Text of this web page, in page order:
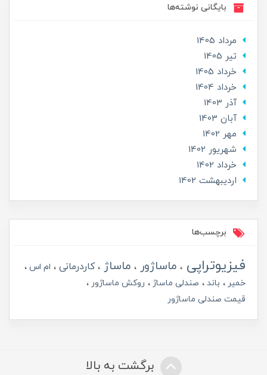
بایگانی نوشته‌ها
مرداد 1405
تير 1405
خرداد 1405
خرداد 1404
آذر 1403
آبان 1403
مهر 1402
شهریور 1402
خرداد 1402
ارديبهشت 1402
برچسب‌ها
فیزیوتراپی ماساژور ماساژ کاردرمانی
ام اس
خمیر
باند صندلی ماساژ
روکش ماساژور
قیمت صندلی ماساژور
برگشت به بالا